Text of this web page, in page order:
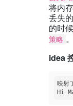
将内
丢失
的时
策略 。
idea
映射